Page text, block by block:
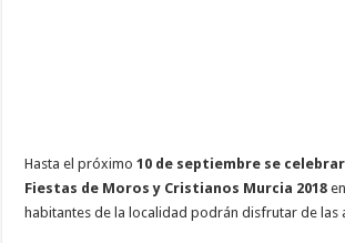
Hasta el próximo10 de septiembre se
Fiestas de Moros y Cristianos Murcia 2018
habitantes de la localidad podrán disfrutar de las